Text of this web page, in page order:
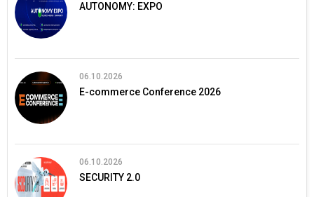
AUTONOMY: EXPO
06.10.2026
E-commerce Conference 2026
06.10.2026
SECURITY 2.0